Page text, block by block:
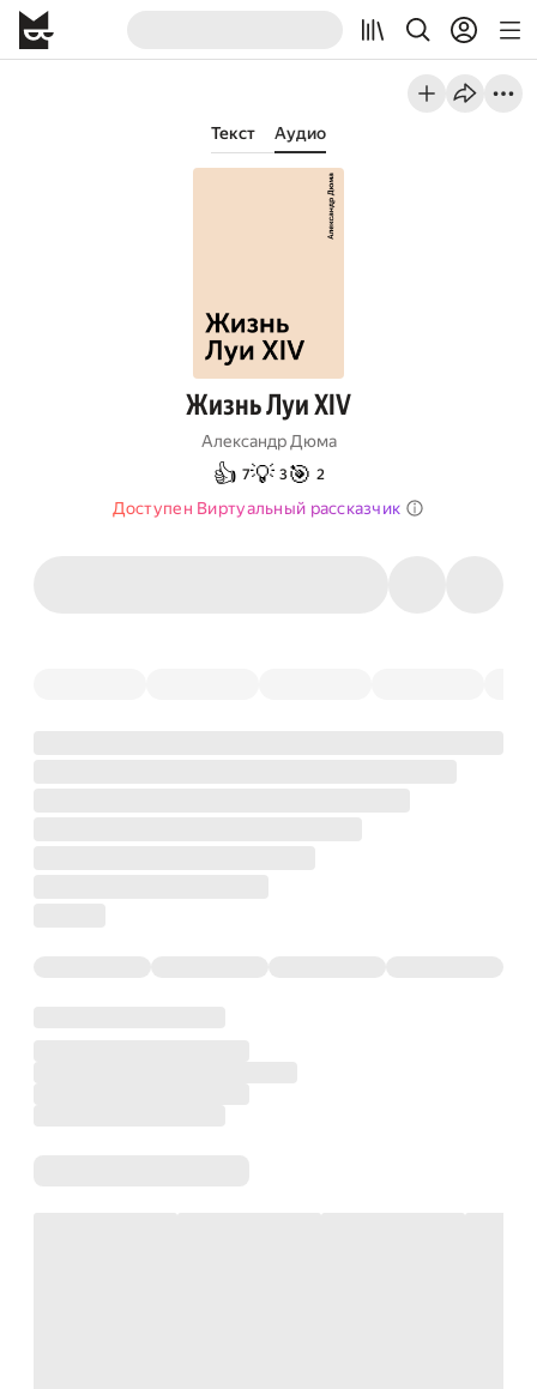
Текст Аудио
Жизнь Луи XIV
Александр Дюма
👍 7💡 3🎯 2
Доступен Виртуальный рассказчик